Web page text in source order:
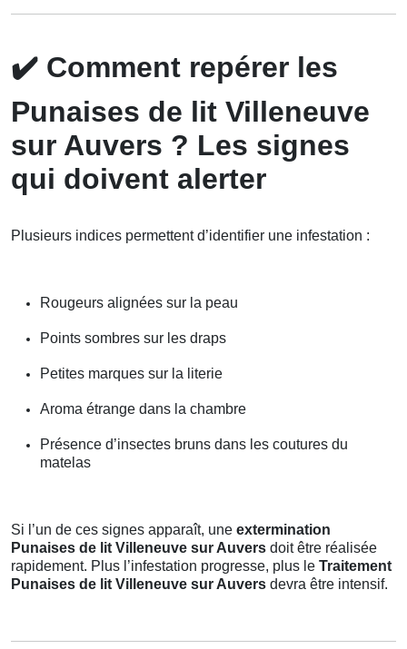
✔️ Comment repérer les
Punaises de lit Villeneuve
sur Auvers ? Les signes
qui doivent alerter
Plusieurs indices permettent d’identifier une infestation :
Rougeurs alignées sur la peau
Points sombres sur les draps
Petites marques sur la literie
Aroma étrange dans la chambre
Présence d’insectes bruns dans les coutures du
matelas
Si l’un de ces signes apparaît, une extermination
Punaises de lit Villeneuve sur Auvers doit être réalisée
rapidement. Plus l’infestation progresse, plus le Traitement
Punaises de lit Villeneuve sur Auvers devra être intensif.